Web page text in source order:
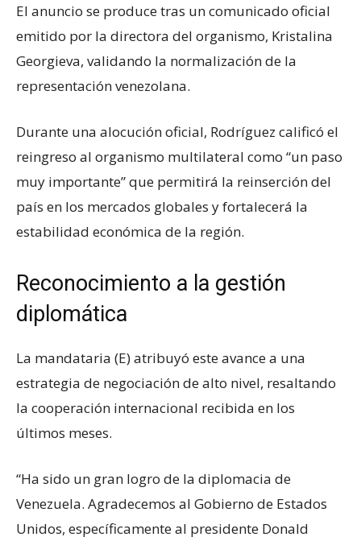
El anuncio se produce tras un comunicado oficial
emitido por la directora del organismo, Kristalina
Georgieva, validando la normalización de la
representación venezolana.
Durante una alocución oficial, Rodríguez calificó el
reingreso al organismo multilateral como “un paso
muy importante” que permitirá la reinserción del
país en los mercados globales y fortalecerá la
estabilidad económica de la región.
Reconocimiento a la gestión
diplomática
La mandataria (E) atribuyó este avance a una
estrategia de negociación de alto nivel, resaltando
la cooperación internacional recibida en los
últimos meses.
“Ha sido un gran logro de la diplomacia de
Venezuela. Agradecemos al Gobierno de Estados
Unidos, específicamente al presidente Donald